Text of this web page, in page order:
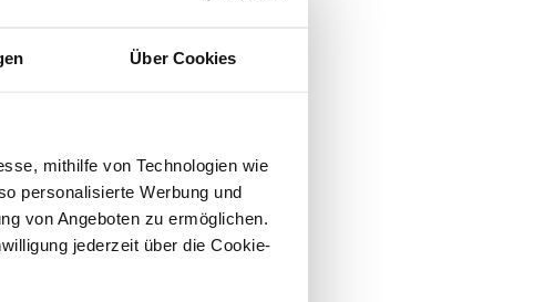
Über Cookies
mithilfe von Technologien wie
personalisierte Werbung und
von Angeboten zu ermöglichen.
jederzeit über die Cookie-